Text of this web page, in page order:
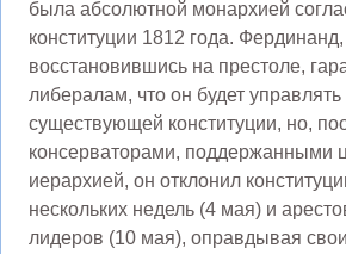
была абсолютной монархией
конституции 1812 года. Фердинанд,
восстановившись на престоле,
либералам, что он будет
существующей конституции, но,
консерваторами, поддержанными
иерархией, он отклонил
нескольких недель (4 мая) и
лидеров (10 мая), оправдывая